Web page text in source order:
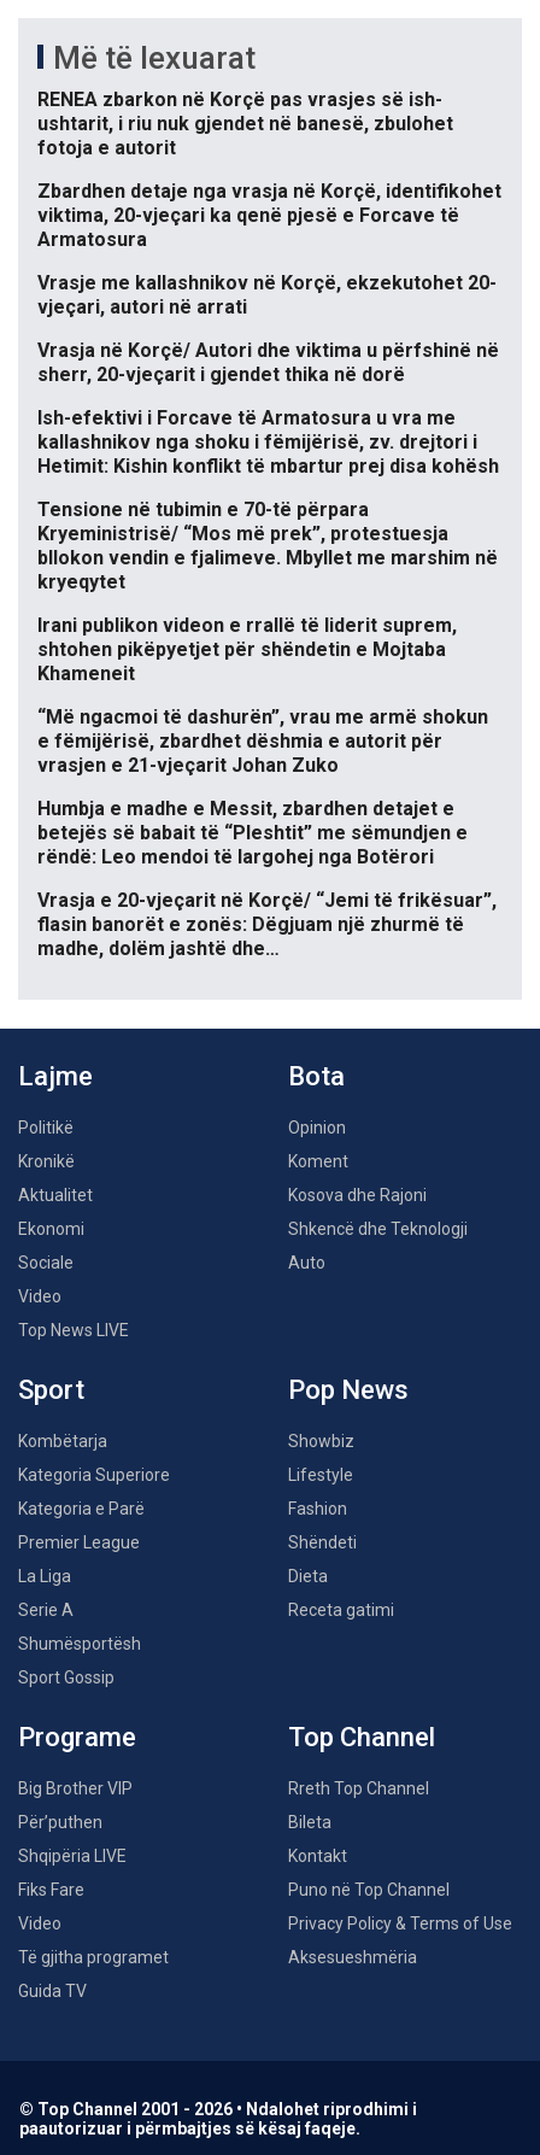
Më të lexuarat
RENEA zbarkon në Korçë pas vrasjes së ish-
ushtarit, i riu nuk gjendet në banesë, zbulohet
fotoja e autorit
Zbardhen detaje nga vrasja në Korçë, identifikohet
viktima, 20-vjeçari ka qenë pjesë e Forcave të
Armatosura
Vrasje me kallashnikov në Korçë, ekzekutohet 20-
vjeçari, autori në arrati
Vrasja në Korçë/ Autori dhe viktima u përfshinë në
sherr, 20-vjeçarit i gjendet thika në dorë
Ish-efektivi i Forcave të Armatosura u vra me
kallashnikov nga shoku i fëmijërisë, zv. drejtori i
Hetimit: Kishin konflikt të mbartur prej disa kohësh
Tensione në tubimin e 70-të përpara
Kryeministrisë/ “Mos më prek”, protestuesja
bllokon vendin e fjalimeve. Mbyllet me marshim në
kryeqytet
Irani publikon videon e rrallë të liderit suprem,
shtohen pikëpyetjet për shëndetin e Mojtaba
Khameneit
“Më ngacmoi të dashurën”, vrau me armë shokun
e fëmijërisë, zbardhet dëshmia e autorit për
vrasjen e 21-vjeçarit Johan Zuko
Humbja e madhe e Messit, zbardhen detajet e
betejës së babait të “Pleshtit” me sëmundjen e
rëndë: Leo mendoi të largohej nga Botërori
Vrasja e 20-vjeçarit në Korçë/ “Jemi të frikësuar”,
flasin banorët e zonës: Dëgjuam një zhurmë të
madhe, dolëm jashtë dhe…
Lajme
Politikë
Kronikë
Aktualitet
Ekonomi
Sociale
Video
Top News LIVE
Bota
Opinion
Koment
Kosova dhe Rajoni
Shkencë dhe Teknologji
Auto
Sport
Kombëtarja
Kategoria Superiore
Kategoria e Parë
Premier League
La Liga
Serie A
Shumësportësh
Sport Gossip
Pop News
Showbiz
Lifestyle
Fashion
Shëndeti
Dieta
Receta gatimi
Programe
Big Brother VIP
Për’puthen
Shqipëria LIVE
Fiks Fare
Video
Të gjitha programet
Guida TV
Top Channel
Rreth Top Channel
Bileta
Kontakt
Puno në Top Channel
Privacy Policy & Terms of Use
Aksesueshmëria
© Top Channel 2001 - 2026 • Ndalohet riprodhimi i
paautorizuar i përmbajtjes së kësaj faqeje.